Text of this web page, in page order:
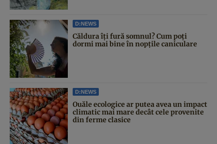
D:NEWS
Căldura îți fură somnul? Cum poți
dormi mai bine în nopțile caniculare
D:NEWS
Ouăle ecologice ar putea avea un impact
climatic mai mare decât cele provenite
din ferme clasice